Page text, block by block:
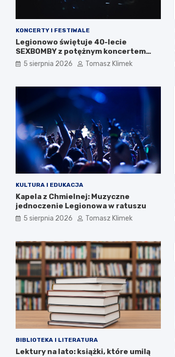
KONCERTY I FESTIWALE
Legionowo świętuje 40-lecie
SEXBOMBY z potężnym koncertem
punk rockowym!
5 sierpnia 2026 Tomasz Klimek
KULTURA I EDUKACJA
Kapela z Chmielnej: Muzyczne
jednoczenie Legionowa w ratuszu
5 sierpnia 2026 Tomasz Klimek
BIBLIOTEKA I LITERATURA
Lektury na lato: książki, które umilą